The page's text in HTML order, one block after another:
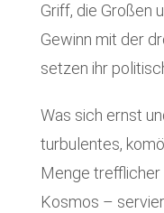
Griff, die Großen
Gewinn mit der
setzen ihr
Was sich ernst
turbulentes,
Menge trefflicher
Kosmos –